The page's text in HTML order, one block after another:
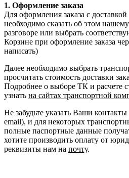
1. Оформление заказа
Для оформления заказа с
необходимо сказать об этом
разговоре или выбрать
Корзине при оформление заказа
написать)
Далее необходимо выбрать
просчитать стоимость доставки
Подробнее о выборе ТК и расчете
узнать на сайтах транспортной
Не забудьте указать Ваши
email), и для некоторых
полные паспортные данные
хотите производить оплату от
реквизиты нам на почту.